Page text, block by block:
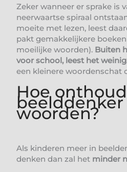
Zeker wanneer er sprake is
neerwaartse spiraal
moeite met lezen, leest
pakt gemakkelijkere
moeilijke woorden). Buiten
voor school, leest het weinig
een kleinere woordenschat
Hoe
woorden?
Als kinderen meer in
denken dan zal het minder